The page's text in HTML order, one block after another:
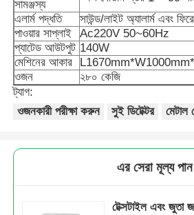
কারখানা পরিদর্শন
মান নিয়ন্ত্রণ
আমাদের সাথে যোগাযোগ করুন
খবর
সামঞ্জস্য
এলার্ম পদ্ধতি
সাউন্ড/লাইট অ্যালার্ম এবং
পাওয়ার সাপ্লাই
Ac220V 50~60Hz
প্যাটেড আউটপুট 140W
মেশিনের আকার
ওজন
২৮০ কেজি
ট্যাগ:
ওজনকারী পরীক্ষা করুন
সুই ডিটেক্টর মেটাল
এর সেরা মূল্য পান
টেক্সটাইল এবং জুতা